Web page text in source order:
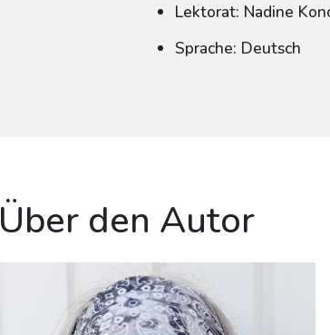
Lektorat: Nadine
Sprache: Deutsch
Über den Autor